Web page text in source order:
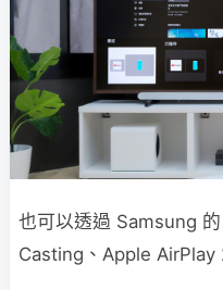
也可以透過 Samsung
Casting、Apple AirPlay